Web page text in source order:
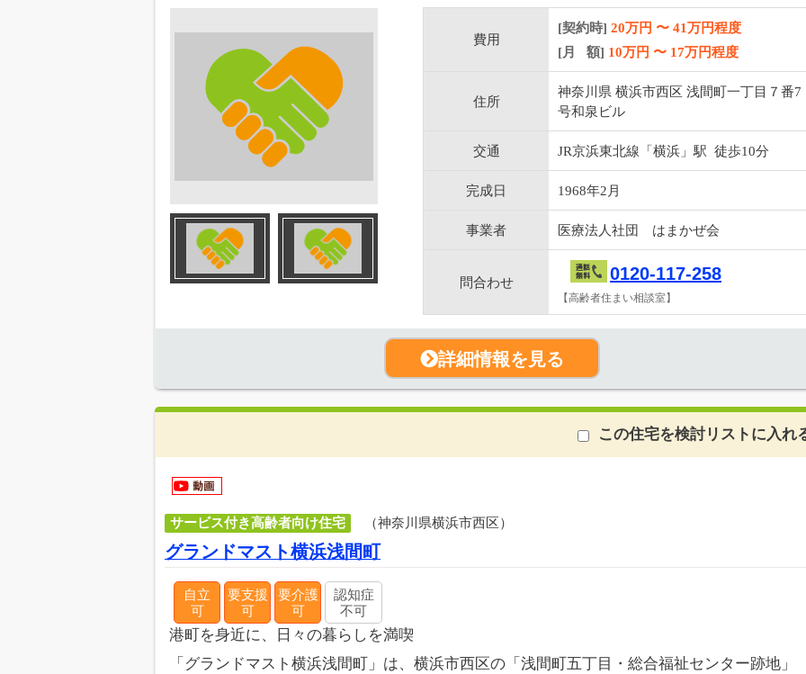
費用
[契約時] 20万円 〜 41万円程度
[月 額] 10万円 〜 17万円程度
住所
神奈川県 横浜市西区 浅間町一丁目７番7
号和泉ビル
交通 JR京浜東北線「横浜」駅 徒歩10分
完成日 1968年2月
事業者 医療法人社団 はまかぜ会
問合わせ 0120-117-258
【高齢者住まい相談室】
詳細情報を見る
この住宅を検討リストに入れ
サービス付き高齢者向け住宅 （神奈川県横浜市西区）
グランドマスト横浜浅間町
自立
可
要支援
可
要介護
可
認知症
不可
港町を身近に、日々の暮らしを満喫
「グランドマスト横浜浅間町」は、横浜市西区の「浅間町五丁目・総合福祉センター跡地」